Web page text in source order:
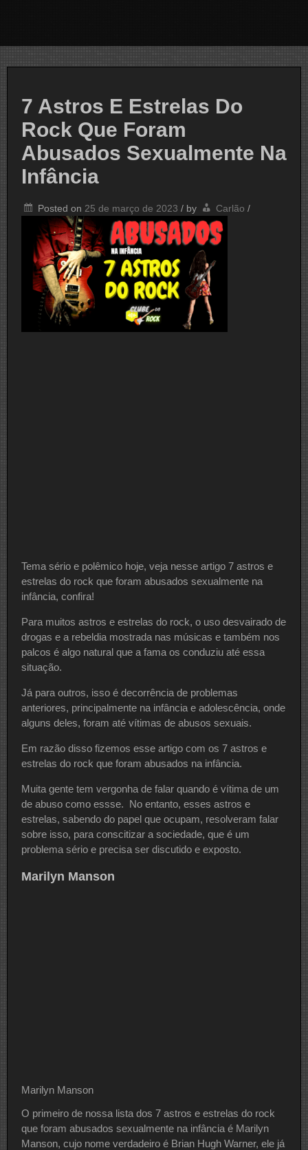
7 Astros E Estrelas Do
Rock Que Foram
Abusados Sexualmente Na
Infância
Posted on 25 de março de 2023 / by Carlão /
Tema sério e polêmico hoje, veja nesse artigo 7 astros e
estrelas do rock que foram abusados sexualmente na
infância, confira!
Para muitos astros e estrelas do rock, o uso desvairado de
drogas e a rebeldia mostrada nas músicas e também nos
palcos é algo natural que a fama os conduziu até essa
situação.
Já para outros, isso é decorrência de problemas
anteriores, principalmente na infância e adolescência, onde
alguns deles, foram até vítimas de abusos sexuais.
Em razão disso fizemos esse artigo com os 7 astros e
estrelas do rock que foram abusados na infância.
Muita gente tem vergonha de falar quando é vítima de um
de abuso como essse. No entanto, esses astros e
estrelas, sabendo do papel que ocupam, resolveram falar
sobre isso, para conscitizar a sociedade, que é um
problema sério e precisa ser discutido e exposto.
Marilyn Manson
Marilyn Manson
O primeiro de nossa lista dos 7 astros e estrelas do rock
que foram abusados sexualmente na infância é Marilyn
Manson, cujo nome verdadeiro é Brian Hugh Warner, ele já